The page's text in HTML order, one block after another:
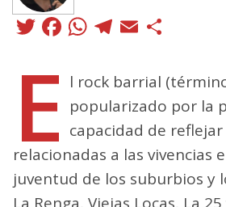
Twitter
Facebook
WhatsApp
Telegram
Email
E l rock barrial
popularizado por la
capacidad de
relacionadas a las vivencias
juventud de los suburbios y